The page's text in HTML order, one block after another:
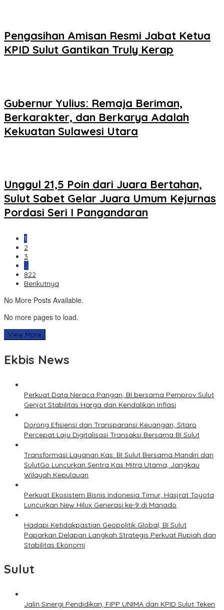
Pengasihan Amisan Resmi Jabat Ketua
KPID Sulut Gantikan Truly Kerap
Gubernur Yulius: Remaja Beriman,
Berkarakter, dan Berkarya Adalah
Kekuatan Sulawesi Utara
Unggul 21,5 Poin dari Juara Bertahan,
Sulut Sabet Gelar Juara Umum Kejurnas
Pordasi Seri I Pangandaran
1
2
3
…
822
Berikutnya
No More Posts Available.
No more pages to load.
View More
Ekbis News
Perkuat Data Neraca Pangan, BI bersama Pemprov Sulut
Genjot Stabilitas Harga dan Kendalikan Inflasi
Dorong Efisiensi dan Transparansi Keuangan, Sitaro
Percepat Laju Digitalisasi Transaksi Bersama BI Sulut
Transformasi Layanan Kas: BI Sulut Bersama Mandiri dan
SulutGo Luncurkan Sentra Kas Mitra Utama, Jangkau
Wilayah Kepulauan
Perkuat Ekosistem Bisnis Indonesia Timur, Hasjrat Toyota
Luncurkan New Hilux Generasi ke-9 di Manado
Hadapi Ketidakpastian Geopolitik Global, BI Sulut
Paparkan Delapan Langkah Strategis Perkuat Rupiah dan
Stabilitas Ekonomi
Sulut
Jalin Sinergi Pendidikan, FIPP UNIMA dan KPID Sulut Teken